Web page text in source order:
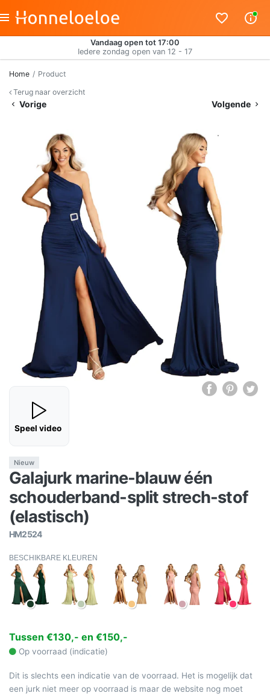
Vandaag open tot 17:00
Iedere zondag open van 12 - 17
Home
Product
Terug naar overzicht
Vorige Volgende
Speel video
Nieuw
Galajurk marine-blauw één
schouderband-split strech-stof
(elastisch)
HM2524
BESCHIKBARE KLEUREN
Tussen €130,- en €150,-
Op voorraad (indicatie)
Dit is slechts een indicatie van de voorraad. Het is mogelijk dat
een jurk niet meer op voorraad is maar de website nog moet